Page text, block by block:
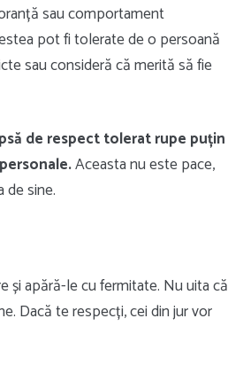
sau comportament
pot fi tolerate de o persoană
sau consideră că merită să fie
de respect tolerat rupe puțin
Aceasta nu este pace,
de sine.
și apără-le cu fermitate. Nu uita că
Dacă te respecți, cei din jur vor